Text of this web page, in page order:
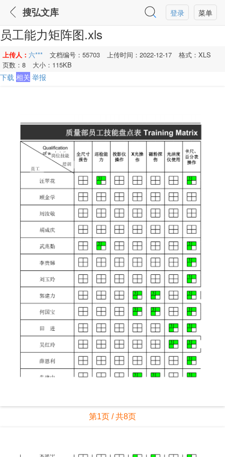
菜单
登录
搜弘文库
员工能力矩阵图.xls
上传人： 六*** 文档编号：55703 上传时间：2022-12-17
格式：XLS
页数：8
大小：115KB
下载 相关 举报
第1页 / 共8页